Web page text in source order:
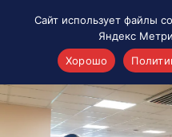
Акценты
Материалы о
Сайт использует файлы
Яндекс
Хорошо